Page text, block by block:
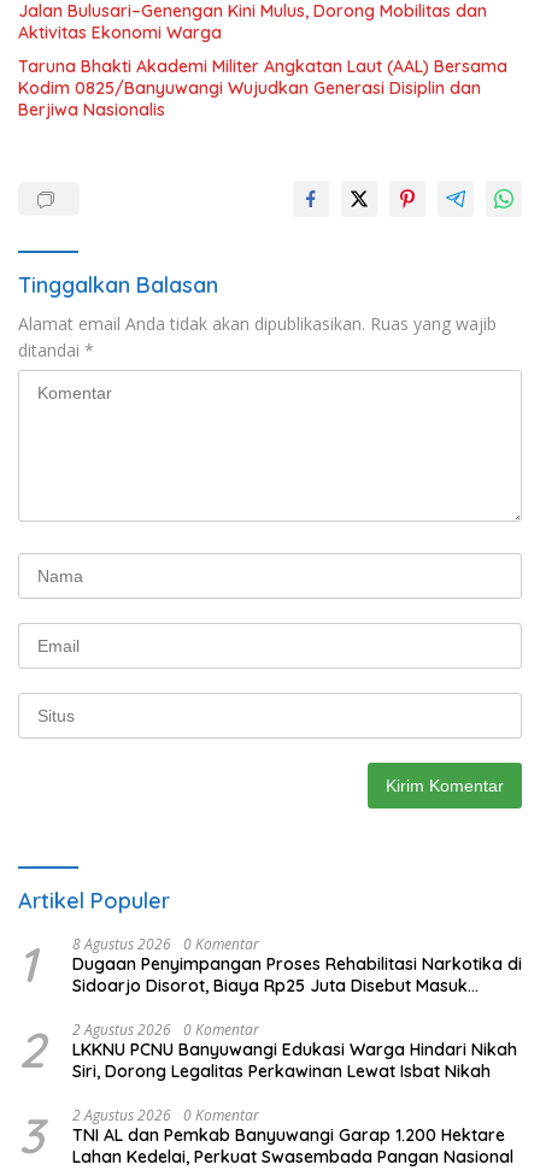
Jalan Bulusari–Genengan Kini Mulus, Dorong Mobilitas dan
Aktivitas Ekonomi Warga
Taruna Bhakti Akademi Militer Angkatan Laut (AAL) Bersama
Kodim 0825/Banyuwangi Wujudkan Generasi Disiplin dan
Berjiwa Nasionalis
Tinggalkan Balasan
Alamat email Anda tidak akan dipublikasikan. Ruas yang wajib
ditandai *
Artikel Populer
1 8 Agustus 2026 0 Komentar
Dugaan Penyimpangan Proses Rehabilitasi Narkotika di
Sidoarjo Disorot, Biaya Rp25 Juta Disebut Masuk
2 2 Agustus 2026 0 Komentar
LKKNU PCNU Banyuwangi Edukasi Warga Hindari Nikah
Siri, Dorong Legalitas Perkawinan Lewat Isbat Nikah
3 2 Agustus 2026 0 Komentar
TNI AL dan Pemkab Banyuwangi Garap 1.200 Hektare
Lahan Kedelai, Perkuat Swasembada Pangan Nasional